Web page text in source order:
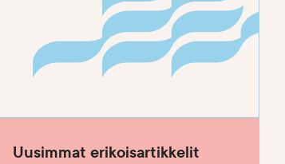
Uusimmat erikoisartikkelit